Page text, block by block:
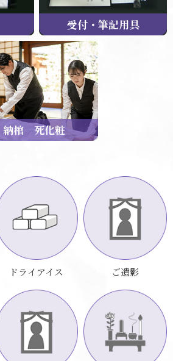
受付・筆記用具
納棺 死化粧
ドライアイス ご遺影